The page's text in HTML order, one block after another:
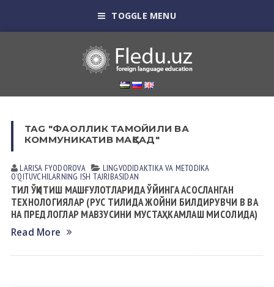
TOGGLE MENU
TAG "ФАОЛЛИК ТАМОЙИЛИ ВА
КОММУНИКАТИВ МАҚСАД"
LARISA FYODOROVА LINGVODIDАKTIKА VА METODIKА
OʼQITUVCHILАRNING ISH TАJRIBАSIDАN
ТИЛ ЎҚИТИШ МАШҒУЛОТЛАРИДА ЎЙИНГА АСОСЛАНГАН
ТЕХНОЛОГИЯЛАР (РУС ТИЛИДА ЖОЙНИ БИЛДИРУВЧИ В ВА
НА ПРЕДЛОГЛАР МАВЗУСИНИ МУСТАҲКАМЛАШ МИСОЛИДА)
Read More